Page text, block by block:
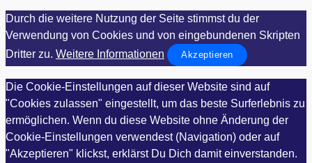
Durch die weitere Nutzung der Seite stimmst du der
Verwendung von Cookies und von eingebundenen Skripten
Dritter zu. Weitere Informationen Akzeptieren
Die Cookie-Einstellungen auf dieser Website sind auf
"Cookies zulassen" eingestellt, um das beste Surferlebnis zu
ermöglichen. Wenn du diese Website ohne Änderung der
Cookie-Einstellungen verwendest (Navigation) oder auf
"Akzeptieren" klickst, erklärst Du Dich damit einverstanden.